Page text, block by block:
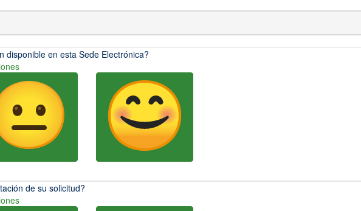
disponible en esta Sede Electrónica?
de su solicitud?